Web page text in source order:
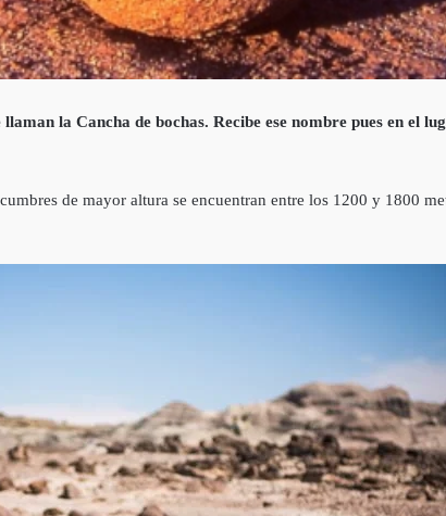
la Cancha de bochas. Recibe ese nombre pues en el
de mayor altura se encuentran entre los 1200 y 1800